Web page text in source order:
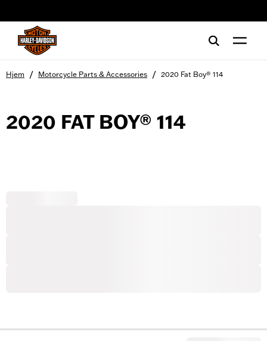
Hjem / Motorcycle Parts & Accessories / 2020 Fat Boy® 114
2020 FAT BOY® 114